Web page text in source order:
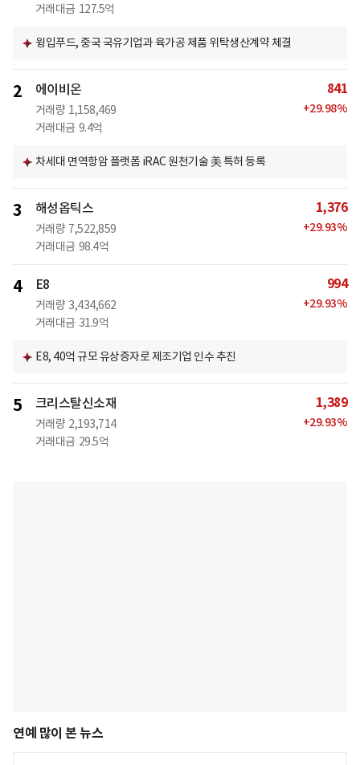
거래대금 127.5억
윙입푸드, 중국 국유기업과 육가공 제품 위탁생산계약 체결
2 에이비온
거래량 1,158,469
거래대금 9.4억
841
+29.98%
차세대 면역항암 플랫폼 iRAC 원천기술 美 특허 등록
3 해성옵틱스
거래량 7,522,859
거래대금 98.4억
1,376
+29.93%
4 E8
거래량 3,434,662
거래대금 31.9억
994
+29.93%
E8, 40억 규모 유상증자로 제조기업 인수 추진
5 크리스탈신소재
거래량 2,193,714
거래대금 29.5억
1,389
+29.93%
연예 많이 본 뉴스